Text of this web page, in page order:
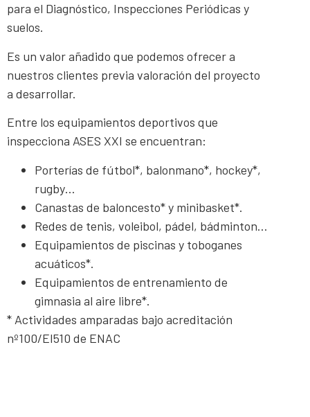
para el Diagnóstico, Inspecciones Periódicas y
suelos.
Es un valor añadido que podemos ofrecer a
nuestros clientes previa valoración del proyecto
a desarrollar.
Entre los equipamientos deportivos que
inspecciona ASES XXI se encuentran:
Porterías de fútbol*, balonmano*, hockey*,
rugby…
Canastas de baloncesto* y minibasket*.
Redes de tenis, voleibol, pádel, bádminton…
Equipamientos de piscinas y toboganes
acuáticos*.
Equipamientos de entrenamiento de
gimnasia al aire libre*.
* Actividades amparadas bajo acreditación
nº100/EI510 de ENAC